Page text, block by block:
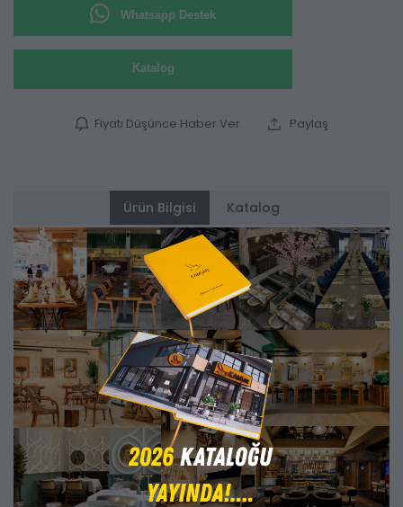
Whatsapp Destek
Katalog
Fiyatı Düşünce Haber Ver Paylaş
Ürün Bilgisi Katalog
Alternatifler